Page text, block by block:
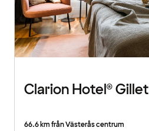
Clarion Hotel® Gillet
66.6 km från Västerås centrum